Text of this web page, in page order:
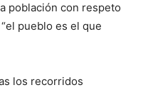
población con respeto
pueblo es el que
los recorridos